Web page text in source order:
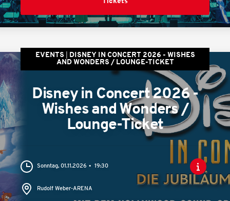
EVENTS
DISNEY IN CONCERT 2026 - WISHES
AND WONDERS / LOUNGE-TICKET
Disney in Concert 2026 -
Wishes and Wonders /
Lounge-Ticket
Sonntag, 01.11.2026 19:30
Rudolf Weber-ARENA